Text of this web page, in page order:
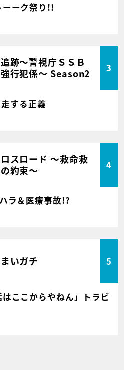
ーーク祭り!!
跡～警視庁ＳＳＢ
行犯係～ Season2
3
する正義
スロード ～救命救
約束～
4
ラ＆医療事故!?
いガチ 5
ここからやねん」トラビ